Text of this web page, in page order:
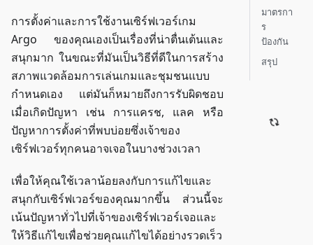
การตั้งค่าและการใช้งานเซิร์ฟเวอร์เกม
Argo ของคุณเองเป็นเรื่องที่น่าตื่นเต้นและ
สนุกมาก ในขณะที่มันเป็นวิธีที่ดีในการสร้าง
สภาพแวดล้อมการเล่นเกมและชุมชนแบบ
กำหนดเอง แต่มันก็หมายถึงการรับผิดชอบ
เมื่อเกิดปัญหา เช่น การแครช, แลค หรือ
ปัญหาการตั้งค่าที่พบบ่อยซึ่งเจ้าของ
เซิร์ฟเวอร์ทุกคนอาจเจอในบางช่วงเวลา
เพื่อให้คุณใช้เวลาน้อยลงกับการแก้ไขและ
สนุกกับเซิร์ฟเวอร์ของคุณมากขึ้น ส่วนนี้จะ
เน้นปัญหาทั่วไปที่เจ้าของเซิร์ฟเวอร์เจอและ
ให้วิธีแก้ไขเพื่อช่วยคุณแก้ไขได้อย่างรวดเร็ว
มาตรกา
ร
ป้องกัน
สรุป